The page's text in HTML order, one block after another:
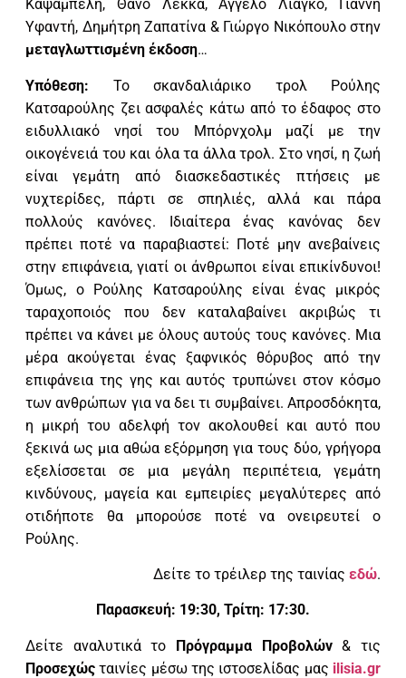
Καψαμπέλη, Θάνο Λέκκα, Άγγελο Λιάγκο, Γιάννη
Υφαντή, Δημήτρη Ζαπατίνα & Γιώργο Νικόπουλο στην
μεταγλωττισμένη έκδοση…
Υπόθεση: To σκανδαλιάρικο τρολ Ρούλης
Κατσαρούλης ζει ασφαλές κάτω από το έδαφος στο
ειδυλλιακό νησί του Μπόρνχολμ μαζί με την
οικογένειά του και όλα τα άλλα τρολ. Στο νησί, η ζωή
είναι γεμάτη από διασκεδαστικές πτήσεις με
νυχτερίδες, πάρτι σε σπηλιές, αλλά και πάρα
πολλούς κανόνες. Ιδιαίτερα ένας κανόνας δεν
πρέπει ποτέ να παραβιαστεί: Ποτέ μην ανεβαίνεις
στην επιφάνεια, γιατί οι άνθρωποι είναι επικίνδυνοι!
Όμως, ο Ρούλης Κατσαρούλης είναι ένας μικρός
ταραχοποιός που δεν καταλαβαίνει ακριβώς τι
πρέπει να κάνει με όλους αυτούς τους κανόνες. Μια
μέρα ακούγεται ένας ξαφνικός θόρυβος από την
επιφάνεια της γης και αυτός τρυπώνει στον κόσμο
των ανθρώπων για να δει τι συμβαίνει. Απροσδόκητα,
η μικρή του αδελφή τον ακολουθεί και αυτό που
ξεκινά ως μια αθώα εξόρμηση για τους δύο, γρήγορα
εξελίσσεται σε μια μεγάλη περιπέτεια, γεμάτη
κινδύνους, μαγεία και εμπειρίες μεγαλύτερες από
οτιδήποτε θα μπορούσε ποτέ να ονειρευτεί ο
Ρούλης.
Δείτε το τρέιλερ της ταινίας εδώ.
Παρασκευή: 19:30, Τρίτη: 17:30.
Δείτε αναλυτικά το Πρόγραμμα Προβολών& τις
Προσεχώς ταινίες μέσω της ιστοσελίδας μας ilisia.gr